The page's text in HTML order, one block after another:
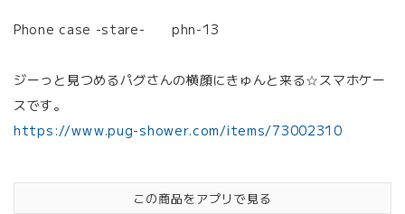
Phone case -stare- phn-13
ジーっと見つめるパグさんの横顔にきゅんと来る☆スマホケー
スです。
https://www.pug-shower.com/items/73002310
この商品をアプリで見る